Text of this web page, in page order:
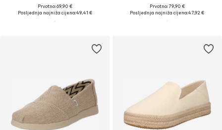
Prvotno: 69,90 €
Posljednja najniža cijena:49,41 €
Prvotno: 79,90 €
Posljednja najniža cijena:47,92 €